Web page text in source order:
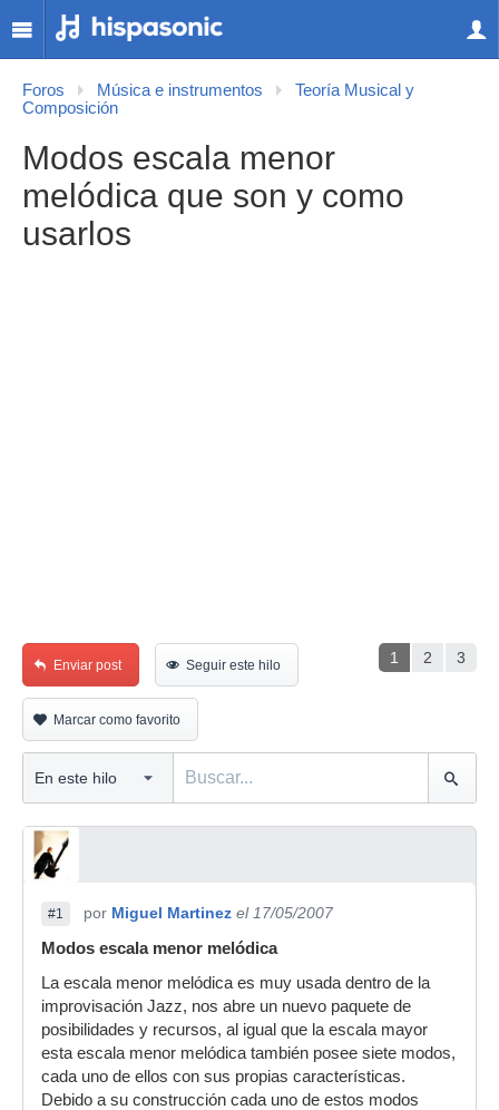
Foros Música e instrumentos
Teoría Musical y
Composición
Modos escala menor
melódica que son y como
usarlos
1 2 3
Enviar post Seguir este hilo
Marcar como favorito
#1 por Miguel Martinez el 17/05/2007
Modos escala menor melódica
La escala menor melódica es muy usada dentro de la
improvisación Jazz, nos abre un nuevo paquete de
posibilidades y recursos, al igual que la escala mayor
esta escala menor melódica también posee siete modos,
cada uno de ellos con sus propias características.
Debido a su construcción cada uno de estos modos